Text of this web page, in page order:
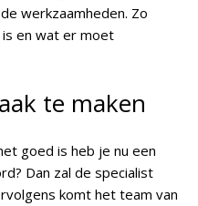
werkzaamheden. Zo
en wat er moet
te maken
goed is heb je nu een
Dan zal de specialist
komt het team van